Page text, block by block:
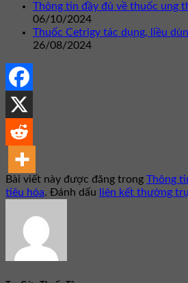
Thông tin đầy đủ về thuốc ung
06/10/2024
Thuốc Cetrigy tác dụng, liều
26/08/2024
Bài viết này được đăng trong Thông
tiêu hóa. Đánh dấu liên kết thường